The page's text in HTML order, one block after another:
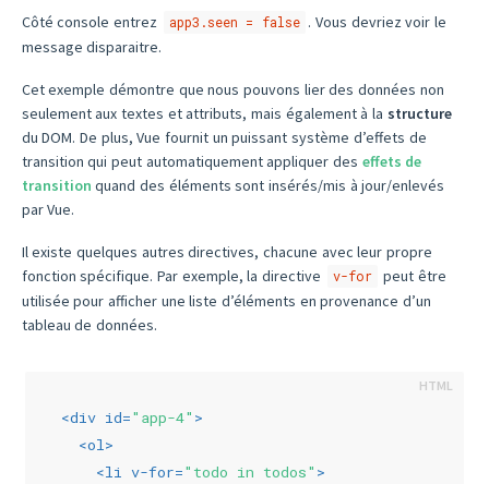
Côté console entrez app3.seen = false . Vous devriez voir le
message disparaitre.
Cet exemple démontre que nous pouvons lier des données non
seulement aux textes et attributs, mais également à la structure
du DOM. De plus, Vue fournit un puissant système d’effets de
transition qui peut automatiquement appliquer des effets de
transition quand des éléments sont insérés/mis à jour/enlevés
par Vue.
Il existe quelques autres directives, chacune avec leur propre
fonction spécifique. Par exemple, la directive
v-for
peut être
utilisée pour afficher une liste d’éléments en provenance d’un
tableau de données.
<div id="app-4" >
<ol>
<li v-for="todo in todos" >